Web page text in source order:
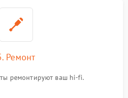
Ремонт
ремонтируют ваш hi-fi.